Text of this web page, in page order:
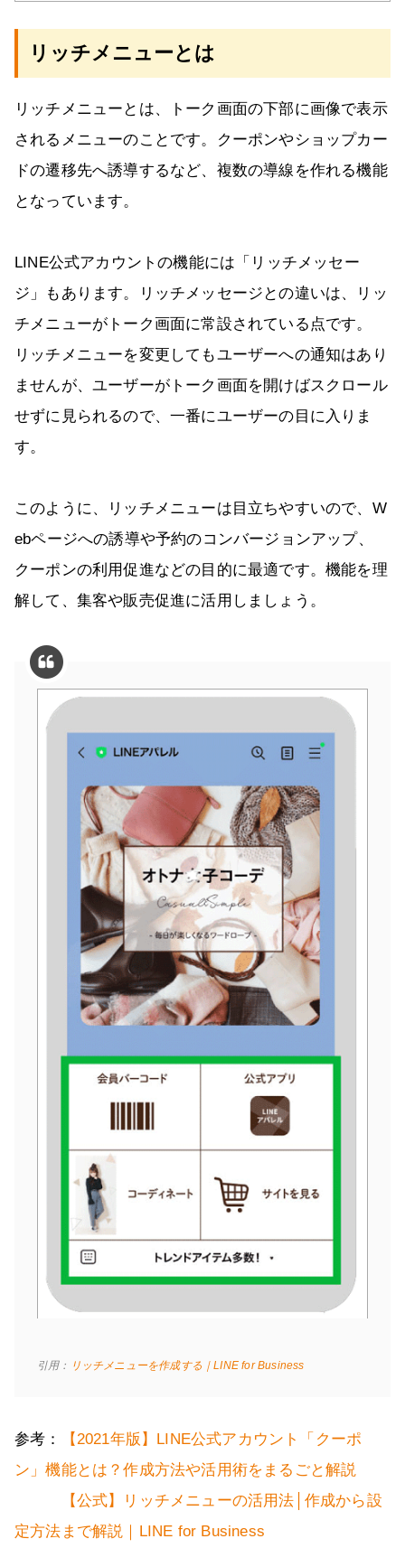
リッチメニューとは
リッチメニューとは、トーク画面の下部に画像で表示
されるメニューのことです。クーポンやショップカー
ドの遷移先へ誘導するなど、複数の導線を作れる機能
となっています。
LINE公式アカウントの機能には「リッチメッセー
ジ」もあります。リッチメッセージとの違いは、リッ
チメニューがトーク画面に常設されている点です。
リッチメニューを変更してもユーザーへの通知はあり
ませんが、ユーザーがトーク画面を開けばスクロール
せずに見られるので、一番にユーザーの目に入りま
す。
このように、リッチメニューは目立ちやすいので、W
ebページへの誘導や予約のコンバージョンアップ、
クーポンの利用促進などの目的に最適です。機能を理
解して、集客や販売促進に活用しましょう。
引用： リッチメニューを作成する｜LINE for Business
参考：
【2021年版】LINE公式アカウント「クーポ
ン」機能とは？作成方法や活用術をまるごと解説
【公式】リッチメニューの活用法│作成から設
定方法まで解説｜LINE for Business